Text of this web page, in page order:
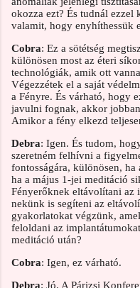
okozza ezt? És tudnál ezzel
valamit, hogy enyhíthessük
Cobra: Ez a sötétség
különösen most az éteri
technológiák, amik ott
Végezzétek el a saját
a Fényre. És várható, hogy
javulni fognak, akkor
Amikor a fény elkezd
Debra: Igen. És tudom,
szeretném felhívni a
fontosságára, különösen,
ha a május 1-jei meditáció
Fényerőknek eltávolítani az
nekünk is segíteni az
gyakorlatokat végzünk,
feloldani az
meditáció után?
Cobra: Igen, ez várható.
Debra: Jó. A Párizsi